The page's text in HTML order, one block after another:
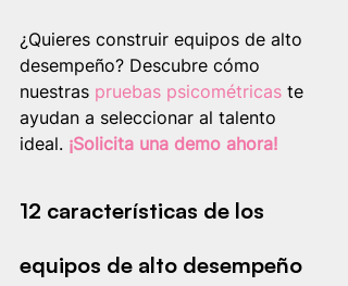
¿Quieres construir equipos de alto
desempeño? Descubre cómo
nuestras pruebas psicométricas te
ayudan a seleccionar al talento
ideal. ¡Solicita una demo ahora!
12 características de los
equipos de alto desempeño